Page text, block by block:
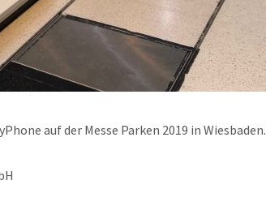
auf der Messe Parken 2019 in Wiesbaden.